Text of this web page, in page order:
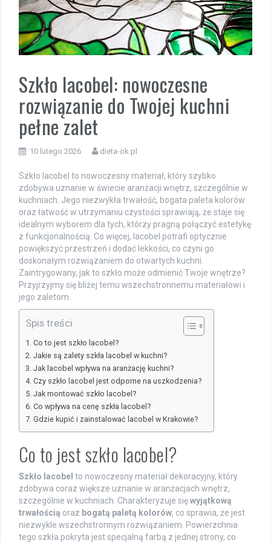
Szkło lacobel: nowoczesne
rozwiązanie do Twojej kuchni
pełne zalet
10 lutego 2026 dieta-ok.pl
Szkło lacobel to nowoczesny materiał, który szybko
zdobywa uznanie w świecie aranżacji wnętrz, szczególnie w
kuchniach. Jego niezwykła trwałość, bogata paleta kolorów
oraz łatwość w utrzymaniu czystości sprawiają, że staje się
idealnym wyborem dla tych, którzy pragną połączyć estetykę
z funkcjonalnością. Co więcej, lacobel potrafi optycznie
powiększyć przestrzeń i dodać lekkości, co czyni go
doskonałym rozwiązaniem do otwartych kuchni.
Zaintrygowany, jak to szkło może odmienić Twoje wnętrze?
Przyjrzyjmy się bliżej temu wszechstronnemu materiałowi i
jego zaletom.
Spis treści
Co to jest szkło lacobel?
Jakie są zalety szkła lacobel w kuchni?
Jak lacobel wpływa na aranżację kuchni?
Czy szkło lacobel jest odporne na uszkodzenia?
Jak montować szkło lacobel?
Co wpływa na cenę szkła lacobel?
Gdzie kupić i zainstalować lacobel w Krakowie?
Co to jest szkło lacobel?
Szkło lacobel to nowoczesny materiał dekoracyjny, który
zdobywa coraz większe uznanie w aranżacjach wnętrz,
szczególnie w kuchniach. Charakteryzuje sięwyjątkową
trwałością oraz bogatą paletą kolorów, co sprawia, że jest
niezwykle wszechstronnym rozwiązaniem. Powierzchnia
tego szkła pokryta jest specjalną farbą z jednej strony, co